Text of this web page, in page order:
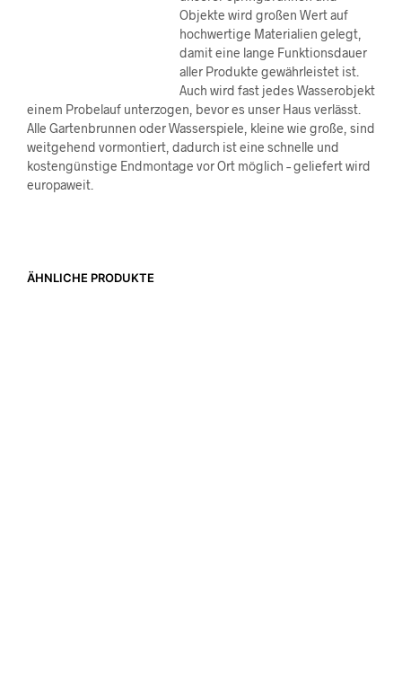
Objekte wird großen Wert auf
hochwertige Materialien gelegt,
damit eine lange Funktionsdauer
aller Produkte gewährleistet ist.
Auch wird fast jedes Wasserobjekt
einem Probelauf unterzogen, bevor es unser Haus verlässt.
Alle Gartenbrunnen oder Wasserspiele, kleine wie große, sind
weitgehend vormontiert, dadurch ist eine schnelle und
kostengünstige Endmontage vor Ort möglich – geliefert wird
europaweit.
ÄHNLICHE PRODUKTE